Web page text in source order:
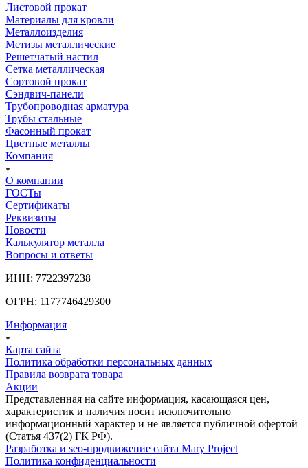
Листовой прокат
Материалы для кровли
Металлоизделия
Метизы металлические
Решетчатый настил
Сетка металлическая
Сортовой прокат
Сэндвич-панели
Трубопроводная арматура
Трубы стальные
Фасонный прокат
Цветные металлы
Компания
О компании
ГОСТы
Сертификаты
Реквизиты
Новости
Калькулятор металла
Вопросы и ответы
ИНН: 7722397238
ОГРН: 1177746429300
Информация
Карта сайта
Политика обработки персональных данных
Правила возврата товара
Акции
Представленная на сайте информация, касающаяся цен,
характеристик и наличия носит исключительно
информационный характер и не является публичной офертой
(Статья 437(2) ГК РФ).
Разработка и seo-продвижение сайта Mary Project
Политика конфиденциальности